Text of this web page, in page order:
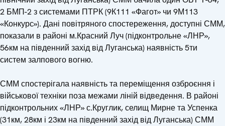
2 БМП-2 з системами ПТРК (9К111 «Фагот» чи 9М113
«Конкурс»). Дані повітряного спостереження, доступні СММ,
показали в районі м.Красний Луч (підконтрольне «ЛНР»,
56км на південний захід від Луганська) наявність 5ти
систем залпового вогню.
СММ спостерігала наявність та переміщення озброєння і
військової техніки поза межами ліній відведення. В районі
підконтрольних «ЛНР» с.Круглик, селищ Мирне та Успенка
(31км, 28км і 23км на південний захід від Луганська) СММ